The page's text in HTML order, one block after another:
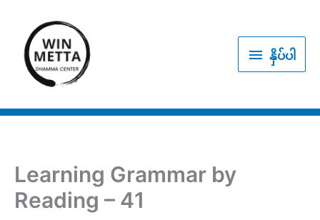
content
နှိပ် နှိပ်ပါ
Learning Grammar by
Reading – 41